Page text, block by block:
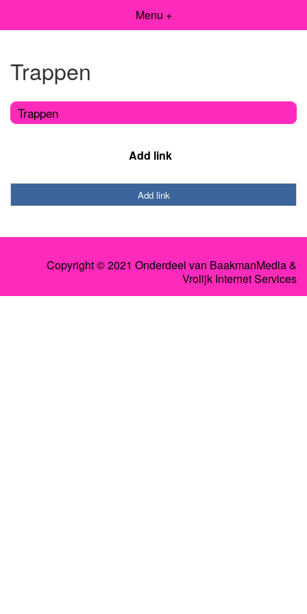
Menu +
Trappen
Trappen
Add link
Add link
Copyright © 2021 Onderdeel van BaakmanMedia&
Vrolijk Internet Services